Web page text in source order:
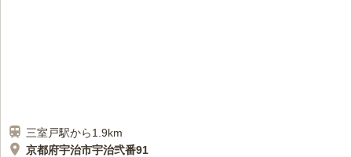
三室戸駅から1.9km
京都府宇治市宇治弐番91